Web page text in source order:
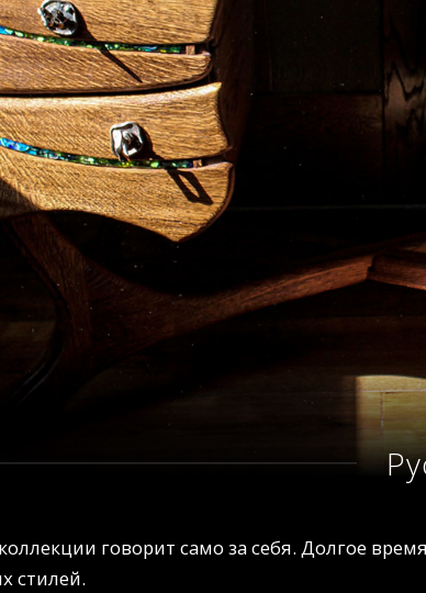
говорит само за себя. Долгое
стилей.